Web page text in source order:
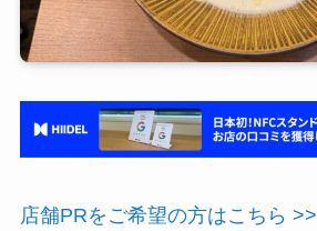
店舗PRをご希望の方はこちら >>